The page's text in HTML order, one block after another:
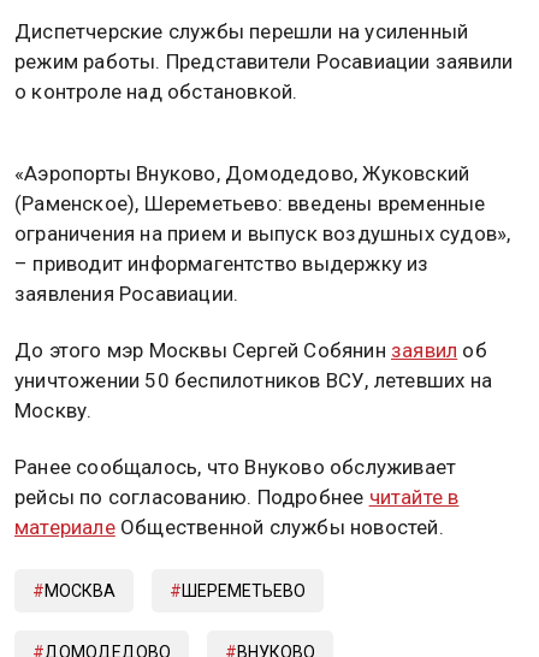
Диспетчерские службы перешли на усиленный
режим работы. Представители Росавиации заявили
о контроле над обстановкой.
«Аэропорты Внуково, Домодедово, Жуковский
(Раменское), Шереметьево: введены временные
ограничения на прием и выпуск воздушных судов»,
– приводит информагентство выдержку из
заявления Росавиации.
До этого мэр Москвы Сергей Собянин заявил об
уничтожении 50 беспилотников ВСУ, летевших на
Москву.
Ранее сообщалось, что Внуково обслуживает
рейсы по согласованию. Подробнее читайте в
материалеОбщественной службы новостей.
МОСКВА ШЕРЕМЕТЬЕВО
ДОМОДЕДОВО ВНУКОВО